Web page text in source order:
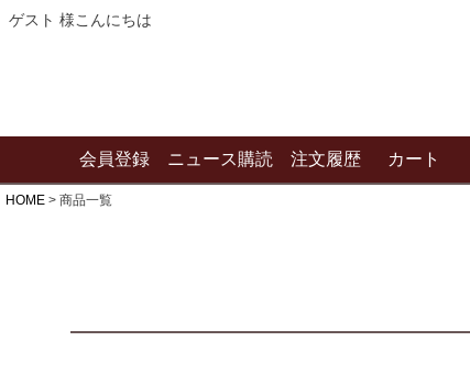
ゲスト 様こんにちは
会員登録 ニュース購読 注文履歴 カート
HOME 商品一覧
指定なし
S M 22.5cm 23.0cm